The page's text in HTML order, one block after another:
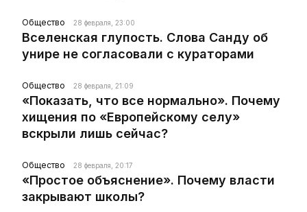
Общество 28 февраля, 23:00
Вселенская глупость. Слова Санду об
унире не согласовали с кураторами
Общество 28 февраля, 21:09
«Показать, что все нормально». Почему
хищения по «Европейскому селу»
вскрыли лишь сейчас?
Общество 28 февраля, 20:17
«Простое объяснение». Почему власти
закрывают школы?